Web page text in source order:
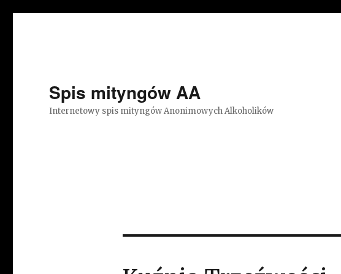
Spis mityngów AA
Internetowy spis mityngów Anonimowych Alkoholików